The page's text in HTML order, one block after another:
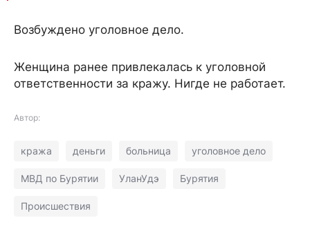
Возбуждено уголовное дело.
Женщина ранее привлекалась к уголовной
ответственности за кражу. Нигде не работает.
Автор:
кража деньги больница уголовное дело
МВД по Бурятии УланУдэ Бурятия
Происшествия